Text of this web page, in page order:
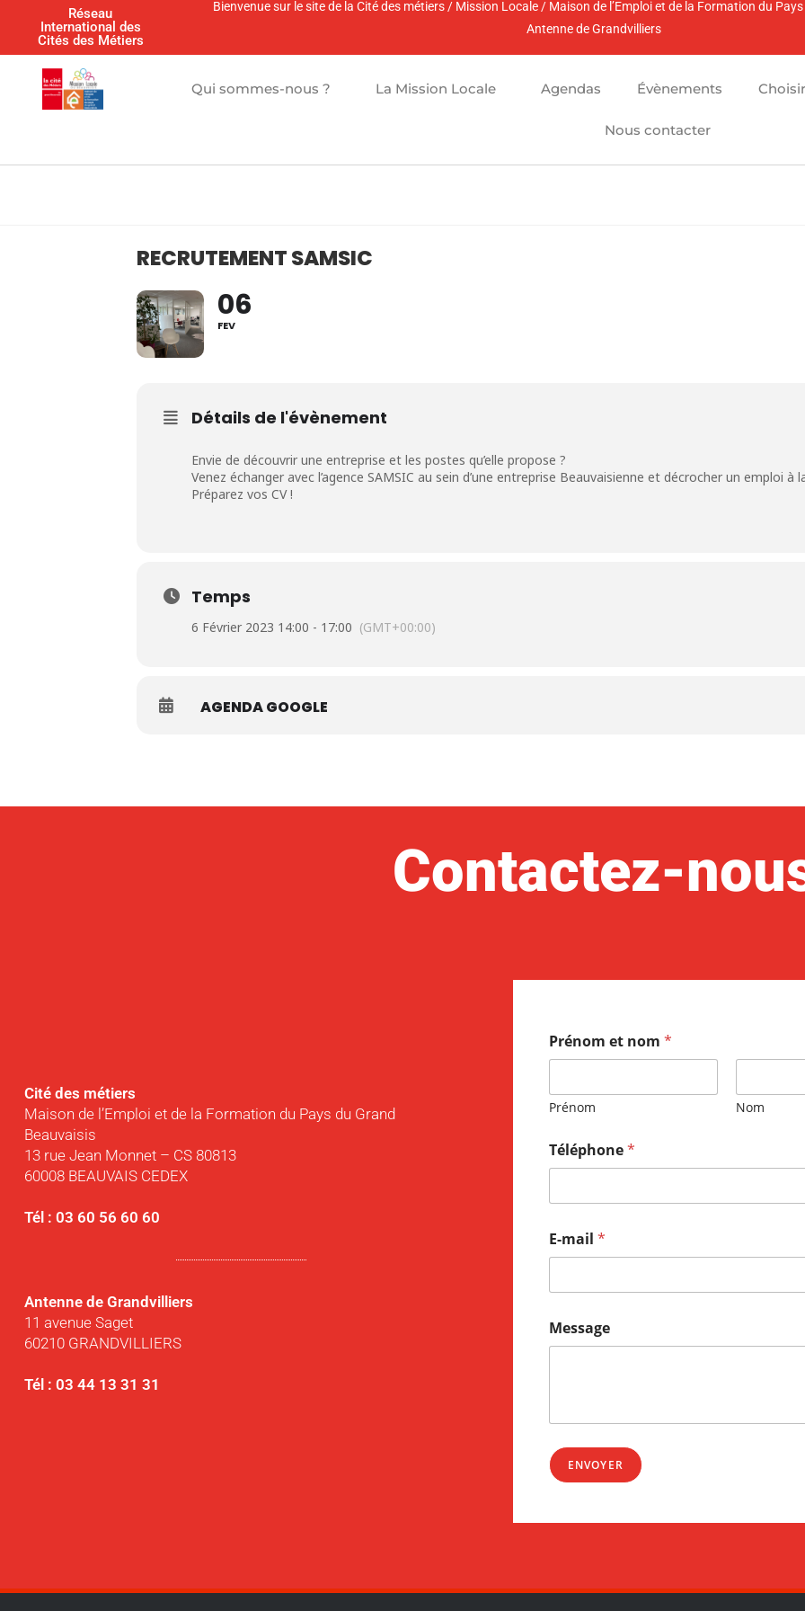
Réseau
International des
Cités des Métiers
Bienvenue sur le site de la Cité des métiers / Mission Locale / Maison de l’Emploi et de la Formation du
Antenne de Grandvilliers
Qui sommes-nous ? La Mission Locale Agendas Évènements
Nous contacter
RECRUTEMENT SAMSIC
06
FEV
Détails de l'évènement
Envie de découvrir une entreprise et les postes qu’elle propose ?
Venez échanger avec l’agence SAMSIC au sein d’une entreprise Beauvaisienne et décrocher un emploi à
Préparez vos CV !
Temps
6 Février 2023 14:00 - 17:00 (GMT+00:00)
AGENDA GOOGLE
Contactez-
Cité des métiers
Maison de l’Emploi et de la Formation du Pays du Grand
Beauvaisis
13 rue Jean Monnet – CS 80813
60008 BEAUVAIS CEDEX
Tél : 03 60 56 60 60
Antenne de Grandvilliers
11 avenue Saget
60210 GRANDVILLIERS
Tél : 03 44 13 31 31
Prénom et nom *
Prénom Nom
Téléphone*
E-mail *
Message
ENVOYER